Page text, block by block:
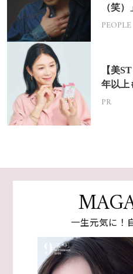
（笑
挑戦
PEOPLE
【美
年以上
PR
一生元気に！